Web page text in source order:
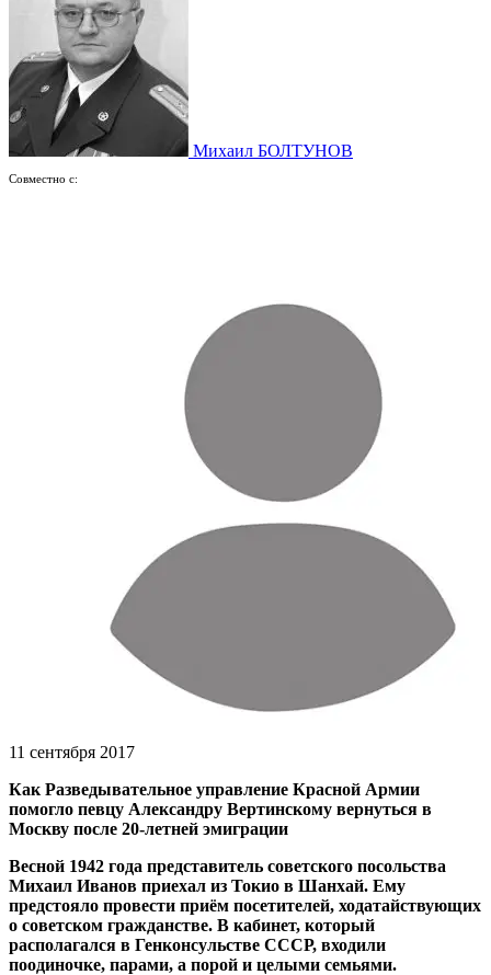
Михаил БОЛТУНОВ
Совместно с:
11 сентября 2017
Как Разведывательное управление Красной Армии
помогло певцу Александру Вертинскому вернуться в
Москву после 20-летней эмиграции
Весной 1942 года представитель советского посольства
Михаил Иванов приехал из Токио в Шанхай. Ему
предстояло провести приём посетителей, ходатайствующих
о советском гражданстве. В кабинет, который
располагался в Генконсульстве СССР, входили
поодиночке, парами, а порой и целыми семьями.